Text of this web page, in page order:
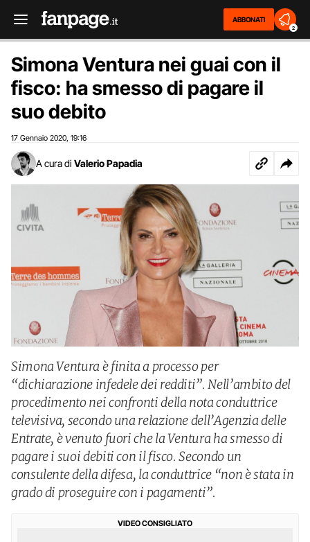
ABBONATI
2
Simona Ventura nei guai con il
fisco: ha smesso di pagare il
suo debito
17 Gennaio 2020 19:16
A cura di Valerio Papadia
Simona Ventura è finita a processo per
“dichiarazione infedele dei redditi”. Nell’ambito del
procedimento nei confronti della nota conduttrice
televisiva, secondo una relazione dell’Agenzia delle
Entrate, è venuto fuori che la Ventura ha smesso di
pagare i suoi debiti con il fisco. Secondo un
consulente della difesa, la conduttrice “non è stata in
grado di proseguire con i pagamenti”.
VIDEO CONSIGLIATO